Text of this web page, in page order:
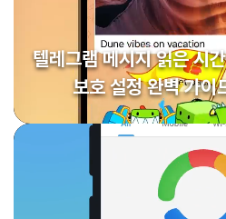
텔레그램 메시지 읽은 시
보호 설정 완벽 가